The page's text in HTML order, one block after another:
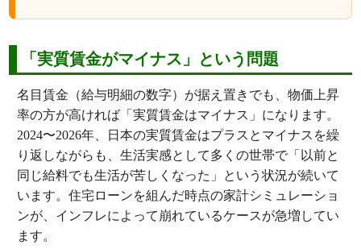
「実質賃金がマイナス」という問題
名目賃金（給与明細の数字）が据え置きでも、物価上昇
率の方が高ければ「実質賃金はマイナス」になります。
2024〜2026年、日本の実質賃金はプラスとマイナスを繰
り返しながらも、生活実感として多くの世帯で「以前と
同じ給料でも生活が苦しくなった」という状況が続いて
います。住宅ローンを組んだ時点の家計シミュレーショ
ンが、インフレによって崩れているケースが急増してい
ます。